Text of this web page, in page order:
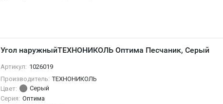
Угол наружныйТЕХНОНИКОЛЬ Оптима Песчаник, Серый
Артикул: 1026019
Производитель: ТЕХНОНИКОЛЬ
Цвет:
Серый
Серия: Оптима